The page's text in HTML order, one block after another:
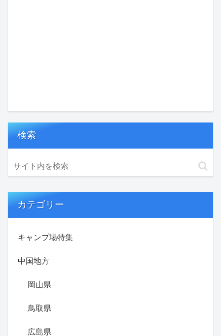
検索
カテゴリー
キャンプ場特集
中国地方
岡山県
鳥取県
広島県